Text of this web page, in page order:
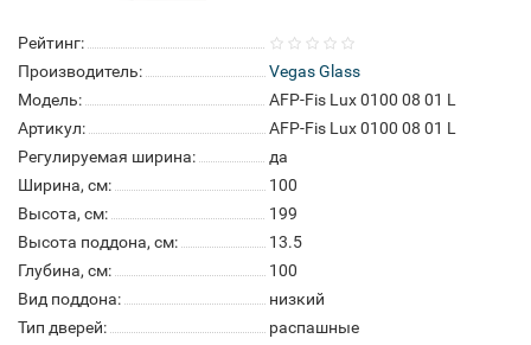
Рейтинг:
Производитель:
Vegas Glass
Модель:
AFP-Fis Lux 0100 08 01 L
Артикул:
AFP-Fis Lux 0100 08 01 L
Регулируемая ширина:
да
Ширина, см:
100
Высота, см:
199
Высота поддона, см:
13.5
Глубина, см:
100
Вид поддона:
низкий
Тип дверей:
распашные